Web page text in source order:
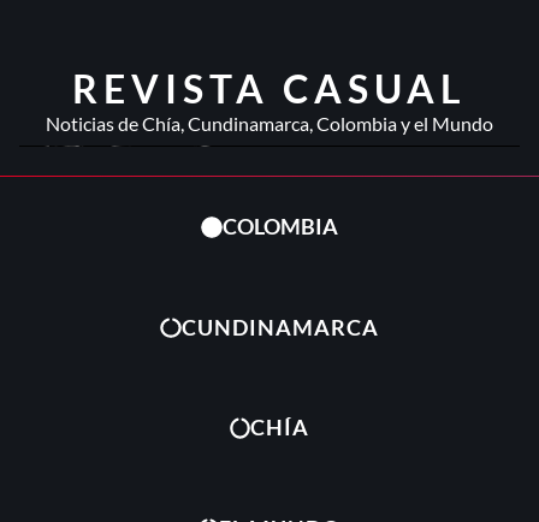
REVISTA CASUAL
Noticias de Chía, Cundinamarca, Colombia y el Mundo
COLOMBIA
CUNDINAMARCA
CHÍA